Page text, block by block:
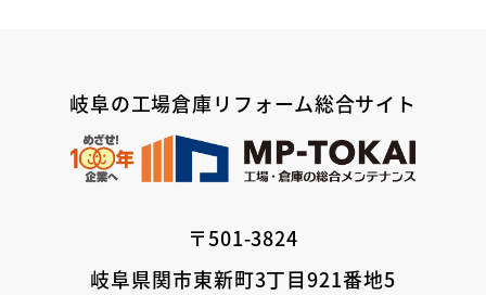
岐阜の工場倉庫リフォーム総合サイト
〒501-3824
岐阜県関市東新町3丁目921番地5